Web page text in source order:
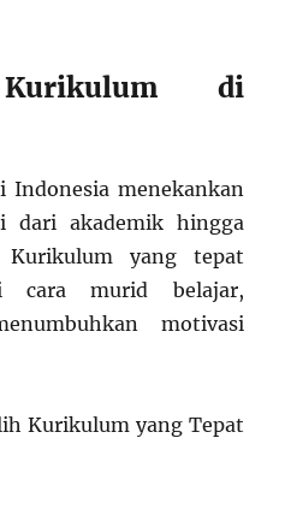
di
Indonesia menekankan
dari akademik hingga
Kurikulum yang tepat
cara murid belajar,
motivasi
Kurikulum yang Tepat